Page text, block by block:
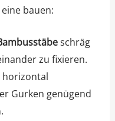
bauen:
schräg
zu fixieren.
horizontal
Gurken genügend